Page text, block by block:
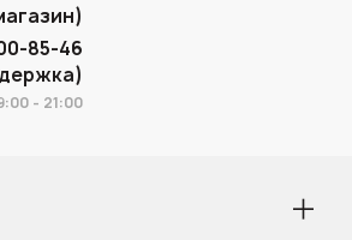
85-46
- 21:00